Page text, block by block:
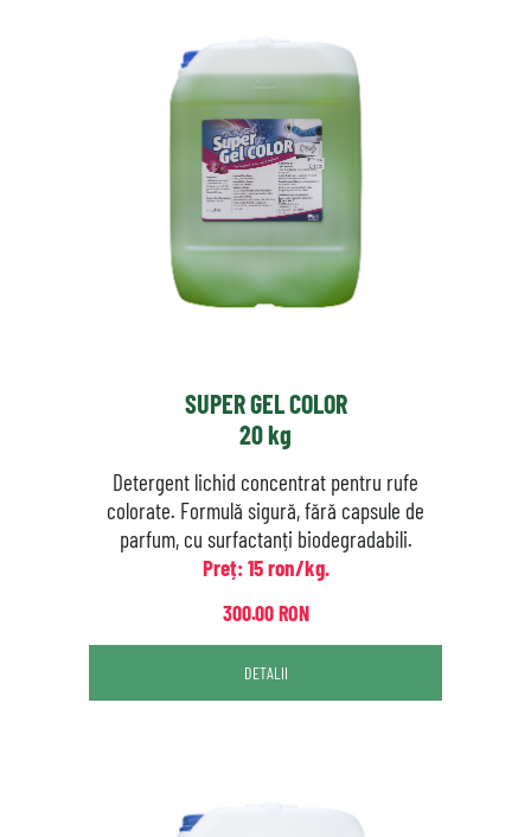
SUPER GEL COLOR
20 kg
Detergent lichid concentrat pentru rufe
colorate. Formulă sigură, fără capsule de
parfum, cu surfactanți biodegradabili.
Preț: 15 ron/kg.
300.00 RON
DETALII